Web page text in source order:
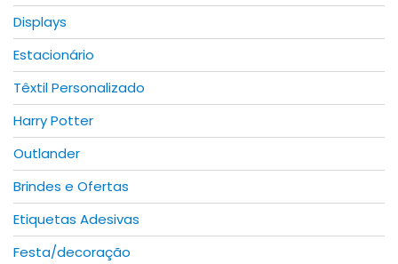
Displays
Estacionário
Têxtil Personalizado
Harry Potter
Outlander
Brindes e Ofertas
Etiquetas Adesivas
Festa/decoração